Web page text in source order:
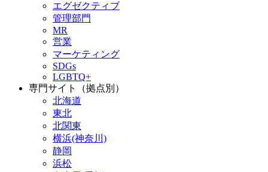
エグゼクティブ
管理部門
MR
営業
マーケティング
SDGs
LGBTQ+
専門サイト（拠点別）
北海道
東北
北関東
横浜(神奈川)
静岡
浜松